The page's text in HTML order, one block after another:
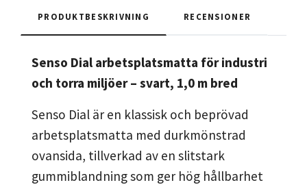
PRODUKTBESKRIVNING RECENSIONER
Senso Dial arbetsplatsmatta för industri
och torra miljöer – svart, 1,0 m bred
Senso Dial är en klassisk och beprövad
arbetsplatsmatta med durkmönstrad
ovansida, tillverkad av en slitstark
gummiblandning som ger hög hållbarhet